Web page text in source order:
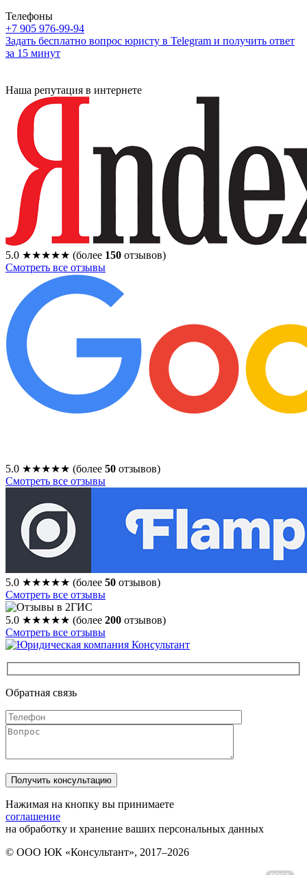
Телефоны
+7 905 976-99-94
Задать бесплатно вопрос юристу в Telegram и получить ответ
за 15 минут
Наша репутация в интернете
5.0 ★★★★★ (более 150 отзывов)
Смотреть все отзывы
5.0 ★★★★★ (более 50 отзывов)
Смотреть все отзывы
5.0 ★★★★★ (более 50 отзывов)
Смотреть все отзывы
5.0 ★★★★★ (более 200 отзывов)
Смотреть все отзывы
Обратная связь
Нажимая на кнопку вы принимаете
соглашение
на обработку и хранение ваших персональных данных
© ООО ЮК «Консультант», 2017–2026